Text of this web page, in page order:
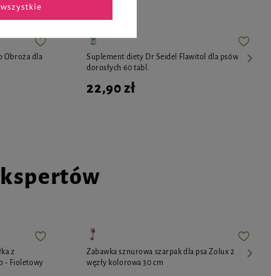
Obroża dla
Suplement diety Dr Seidel Flawitol dla psów
dorosłych 60 tabl.
22,90 zł
z
- Fioletowy
Zabawka sznurowa szarpak dla psa Zolux 2
węzły kolorowa 30 cm